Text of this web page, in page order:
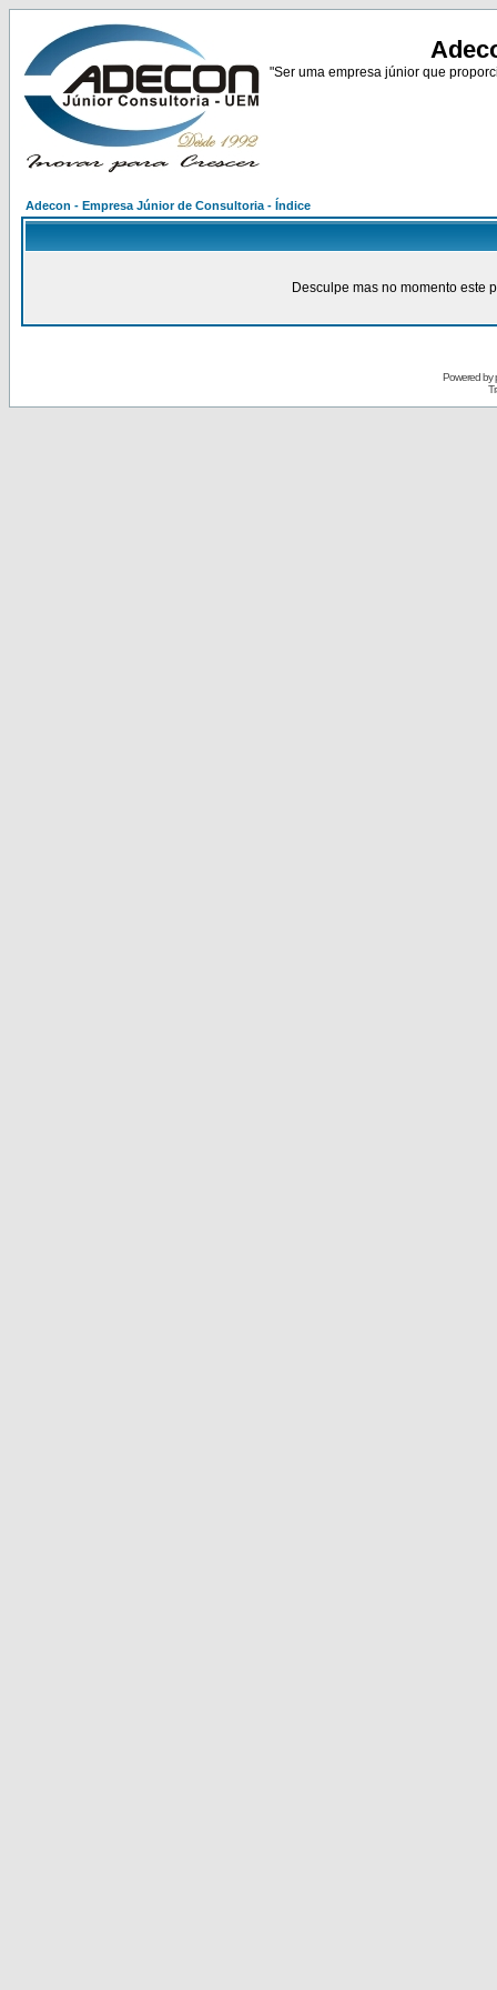
"Ser uma empresa júnior que
Adecon - Empresa Júnior de Consultoria - Índice
Desculpe mas no momento este
Powered by